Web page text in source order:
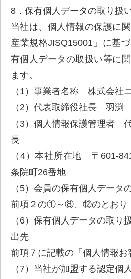
8．保有個人データの取り扱
当社は、個人情報の保護に
産業規格JISQ15001」に基
有個人データの取扱い等に
ます。
（1）事業者名称 株式会社
（2）代表取締役社長 羽
（3）個人情報保護管理者
長
（4）本社所在地 〒601-
条院町26番地
（5）会員の保有個人データ
前項２の①～⑧、⑫のとおり
（6）保有個人データの取り
出先
前項７に記載の「個人情報お
（7）当社が加盟する認定個